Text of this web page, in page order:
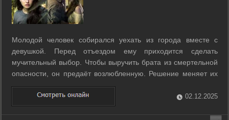
Молодой человек собирался уехать из города вместе с
девушкой. Перед отъездом ему приходится сделать
мучительный выбор. Чтобы выручить брата из смертельной
опасности, он предаёт возлюбленную. Решение меняет их
планы и ставит героев перед острыми последствиями. ...
02.12.2025